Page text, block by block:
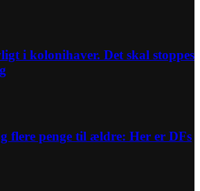
i kolonihaver. Det skal stoppes
flere penge til ældre: Her er DFs